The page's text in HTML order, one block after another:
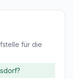
für die